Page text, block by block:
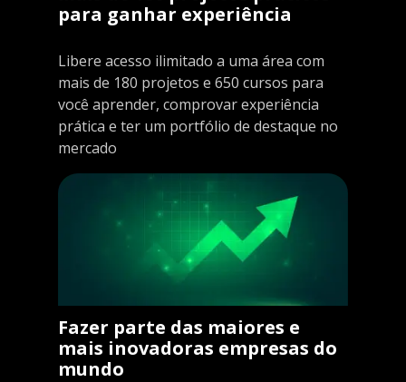
para ganhar experiência
Libere acesso ilimitado a uma área com
mais de 180 projetos e 650 cursos para
você aprender, comprovar experiência
prática e ter um portfólio de destaque no
mercado
Fazer parte das maiores e
mais inovadoras empresas do
mundo